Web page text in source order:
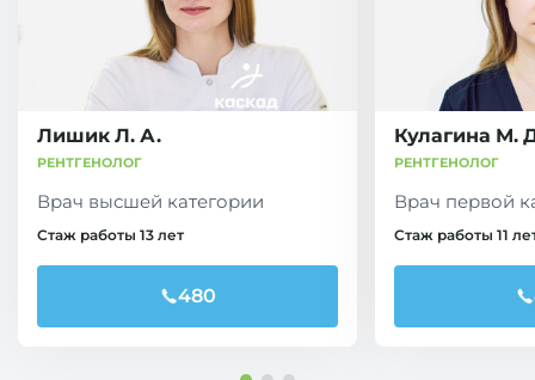
Лишик Л. А.
РЕНТГЕНОЛОГ
Врач высшей категории
Стаж работы 13 лет
480
Кулагина М.
РЕНТГЕНОЛОГ
Врач первой
Стаж работы 11